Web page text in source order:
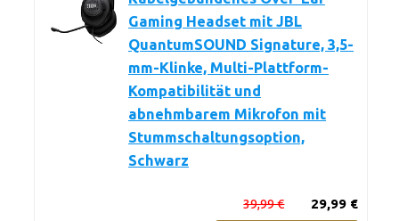
Gaming Headset mit JBL
QuantumSOUND Signature, 3,5-
mm-Klinke, Multi-Plattform-
Kompatibilität und
abnehmbarem Mikrofon mit
Stummschaltungsoption,
Schwarz
29,99 €
39,99 €